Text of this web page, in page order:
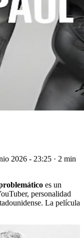
2026 - 23:25 · 2 min
es un
personalidad
La película